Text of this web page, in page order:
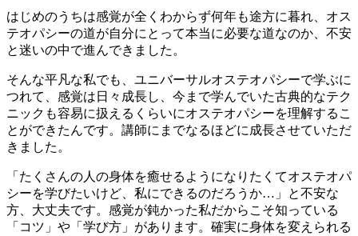
はじめのうちは感覚が全くわからず何年も途方に暮れ、オス
テオパシーの道が自分にとって本当に必要な道なのか、不安
と迷いの中で進んできました。
そんな平凡な私でも、ユニバーサルオステオパシーで学ぶに
つれて、感覚は日々成長し、今まで学んでいた古典的なテク
ニックも容易に扱えるくらいにオステオパシーを理解するこ
とができたんです。講師にまでなるほどに成長させていただ
きました。
「たくさんの人の身体を癒せるようになりたくてオステオパ
シーを学びたいけど、私にできるのだろうか…」と不安な
方、大丈夫です。感覚が鈍かった私だからこそ知っている
「コツ」や「学び方」があります。確実に身体を変えられる